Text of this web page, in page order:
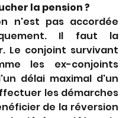
la pension ?
n'est pas accordée
Il faut la
Le conjoint survivant
les ex-conjoints
délai maximal d'un
les démarches
de la réversion